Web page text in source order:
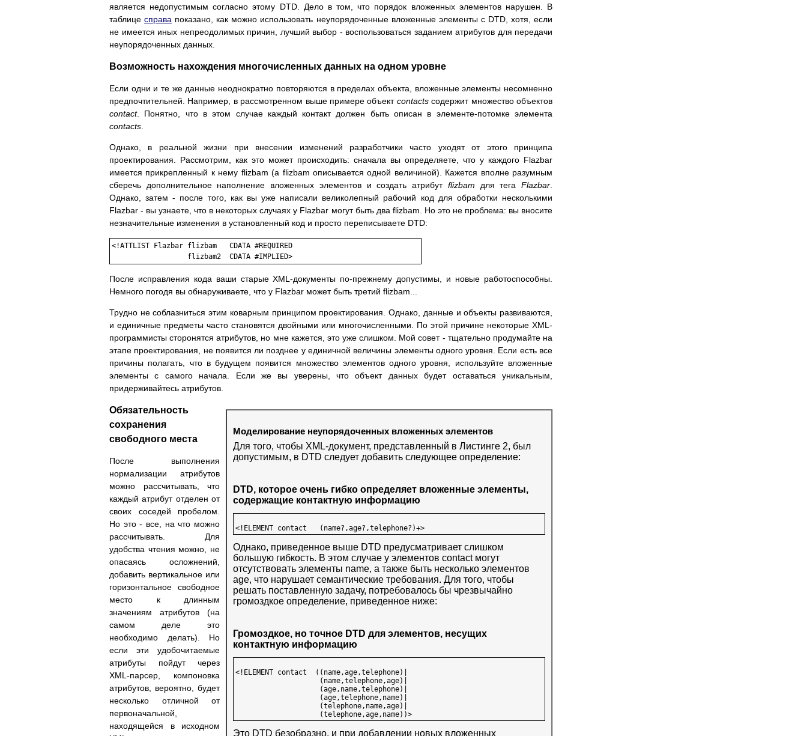
является недопустимым согласно этому DTD. Дело в том, что порядок вложенных элементов нарушен. В
таблицесправа показано, как можно использовать неупорядоченные вложенные элементы с DTD, хотя, если
не имеется иных непреодолимых причин, лучший выбор - воспользоваться заданием атрибутов для передачи
неупорядоченных данных.
Возможность нахождения многочисленных данных на одном уровне
Если одни и те же данные неоднократно повторяются в пределах объекта, вложенные элементы несомненно
предпочтительней. Например, в рассмотренном выше примере объект contactsсодержит множество объектов
contact. Понятно, что в этом случае каждый контакт должен быть описан в элементе-потомке элемента
contacts
Однако, в реальной жизни при внесении изменений разработчики часто уходят от этого принципа
проектирования. Рассмотрим, как это может происходить: сначала вы определяете, что у каждого Flazbar
имеется прикрепленный к нему flizbam (а flizbam описывается одной величиной). Кажется вполне разумным
сберечь дополнительное наполнение вложенных элементов и создать атрибут flizbam для тегаFlazbar
Однако, затем - после того, как вы уже написали великолепный рабочий код для обработки несколькими
Flazbar - вы узнаете, что в некоторых случаях у Flazbar могут быть два flizbam. Но это не проблема: вы вносите
незначительные изменения в установленный код и просто переписываете DTD:
<!ATTLIST Flazbar flizbam   CDATA #REQUIRED
После исправления кода ваши старые XML-документы по-прежнему допустимы, и новые работоспособны.
Немного погодя вы обнаруживаете, что у Flazbar может быть третий flizbam...
Трудно не соблазниться этим коварным принципом проектирования. Однако, данные и объекты развиваются,
и единичные предметы часто становятся двойными или многочисленными. По этой причине некоторые XML-
программисты сторонятся атрибутов, но мне кажется, это уже слишком. Мой совет - тщательно продумайте на
этапе проектирования, не появится ли позднее у единичной величины элементы одного уровня. Если есть все
причины полагать, что в будущем появится множество элементов одного уровня, используйте вложенные
элементы с самого начала. Если же вы уверены, что объект данных будет оставаться уникальным,
придерживайтесь атрибутов.
Моделирование неупорядоченных вложенных элементов
Для того, чтобы XML-документ, представленный в Листинге 2, был
допустимым, в DTD следует добавить следующее определение:
DTD, которое очень гибко определяет вложенные элементы,
содержащие контактную информацию
Однако, приведенное выше DTD предусматривает слишком
большую гибкость. В этом случае у элементов contact могут
отсутствовать элементы name, а также быть несколько элементов
age, что нарушает семантические требования. Для того, чтобы
решать поставленную задачу, потребовалось бы чрезвычайно
громоздкое определение, приведенное ниже:
Громоздкое, но точное DTD для элементов, несущих
контактную информацию
<!ELEMENT contact  ((name,age,telephone)|
                    (name,telephone,age)|
                    (age,name,telephone)|
                    (age,telephone,name)|
                    (telephone,name,age)|
Это DTD безобразно, и при добавлении новых вложенных
Обязательность
сохранения
свободного места
После выполнения
нормализации атрибутов
можно рассчитывать, что
каждый атрибут отделен от
своих соседей пробелом.
Но это - все, на что можно
рассчитывать. Для
удобства чтения можно, не
опасаясь осложнений,
добавить вертикальное или
горизонтальное свободное
место к длинным
значениям атрибутов (на
самом деле это
необходимо делать). Но
если эти удобочитаемые
атрибуты пойдут через
XML-парсер, компоновка
атрибутов, вероятно, будет
несколько отличной от
первоначальной,
находящейся в исходном